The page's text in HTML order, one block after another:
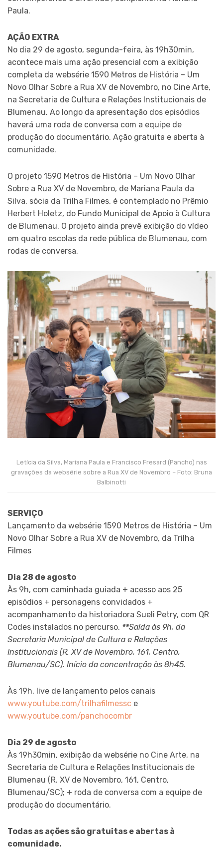
Paula.
AÇÃO EXTRA
No dia 29 de agosto, segunda-feira, às 19h30min,
acontece mais uma ação presencial com a exibição
completa da websérie 1590 Metros de História – Um
Novo Olhar Sobre a Rua XV de Novembro, no Cine Arte,
na Secretaria de Cultura e Relações Institucionais de
Blumenau. Ao longo da apresentação dos episódios
haverá uma roda de conversa com a equipe de
produção do documentário. Ação gratuita e aberta à
comunidade.
O projeto 1590 Metros de História – Um Novo Olhar
Sobre a Rua XV de Novembro, de Mariana Paula da
Silva, sócia da Trilha Filmes, é contemplado no Prêmio
Herbert Holetz, do Fundo Municipal de Apoio à Cultura
de Blumenau. O projeto ainda prevê exibição do vídeo
em quatro escolas da rede pública de Blumenau, com
rodas de conversa.
Letícia da Silva, Mariana Paula e Francisco Fresard (Pancho) nas
gravações da websérie sobre a Rua XV de Novembro – Foto: Bruna
Balbinotti
SERVIÇO
Lançamento da websérie 1590 Metros de História – Um
Novo Olhar Sobre a Rua XV de Novembro, da Trilha
Filmes
Dia 28 de agosto
Às 9h, com caminhada guiada + acesso aos 25
episódios + personagens convidados +
acompanhamento da historiadora Sueli Petry, com QR
Codes instalados no percurso. **Saída às 9h, da
Secretaria Municipal de Cultura e Relações
Institucionais (R. XV de Novembro, 161, Centro,
Blumenau/SC). Início da concentração às 8h45.
Às 19h, live de lançamento pelos canais
www.youtube.com/trilhafilmessc e
www.youtube.com/panchocombr
Dia 29 de agosto
Às 19h30min, exibição da websérie no Cine Arte, na
Secretaria de Cultura e Relações Institucionais de
Blumenau (R. XV de Novembro, 161, Centro,
Blumenau/SC); + roda de conversa com a equipe de
produção do documentário.
Todas as ações são gratuitas e abertas à
comunidade.